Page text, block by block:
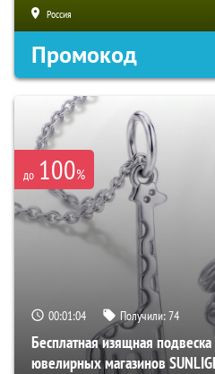
Россия
Промокод
до 100%
00:01:03 Получили:74
Бесплатная изящная
ювелирных магазинов